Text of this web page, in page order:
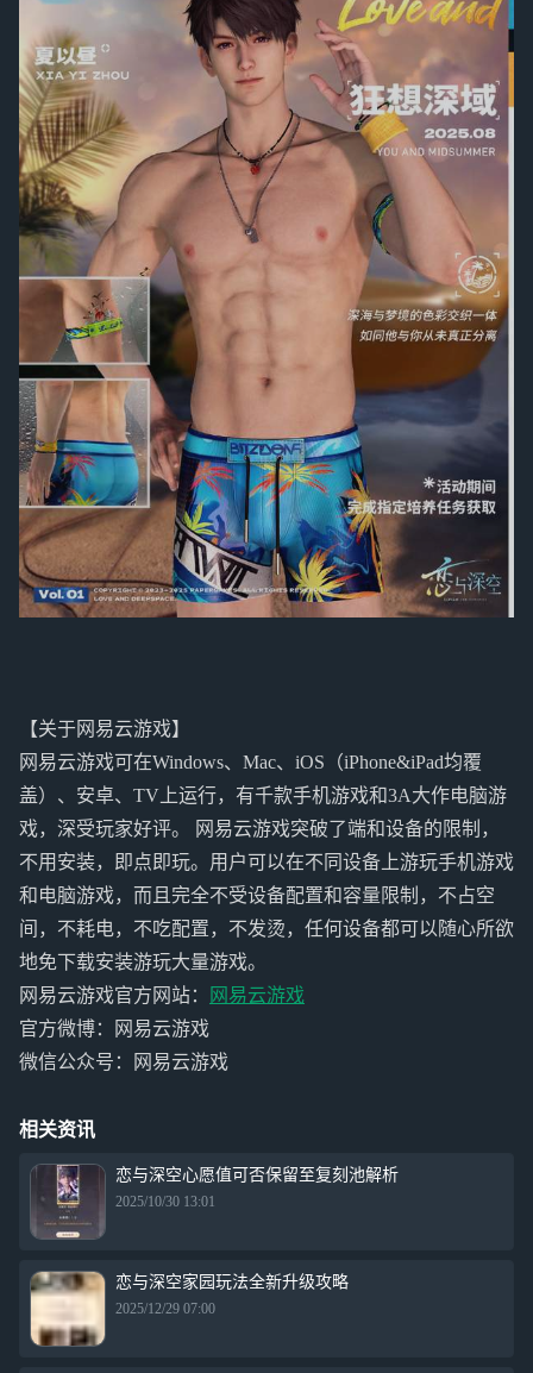
【关于网易云游戏】
网易云游戏可在Windows、Mac、iOS（iPhone&iPad均覆
盖）、安卓、TV上运行，有千款手机游戏和3A大作电脑游
戏，深受玩家好评。 网易云游戏突破了端和设备的限制，
不用安装，即点即玩。用户可以在不同设备上游玩手机游戏
和电脑游戏，而且完全不受设备配置和容量限制，不占空
间，不耗电，不吃配置，不发烫，任何设备都可以随心所欲
地免下载安装游玩大量游戏。
网易云游戏官方网站：
网易云游戏
官方微博：网易云游戏
微信公众号：网易云游戏
相关资讯
恋与深空心愿值可否保留至复刻池解析
2025/10/30 13:01
恋与深空家园玩法全新升级攻略
2025/12/29 07:00